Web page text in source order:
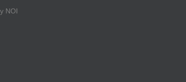
NOI